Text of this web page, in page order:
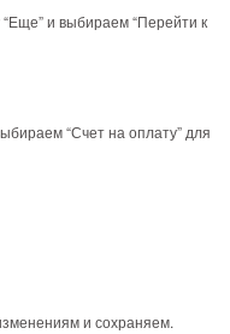
“Еще” и выбираем “Перейти к
“Счет на оплату” для
и сохраняем.